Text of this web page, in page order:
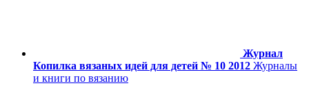
Журнал
Копилка вязаных идей для детей № 10 2012 Журналы
и книги по вязанию